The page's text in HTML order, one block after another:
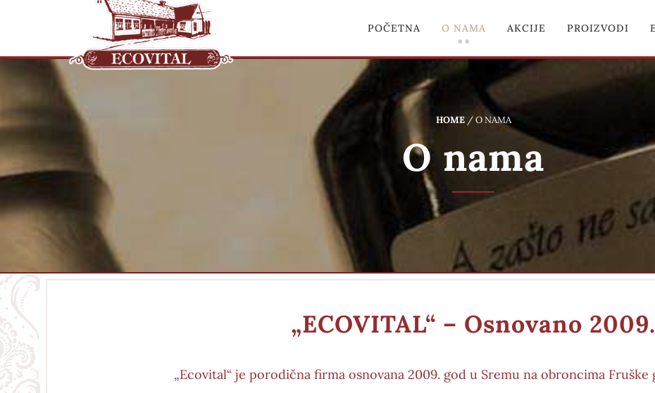
POČETNA O NAMA AKCIJE PROIZVODI
HOME / O NAMA
O nama
„ECOVITAL“ – Osnovano 2009.
„Ecovital“ je porodična firma osnovana 2009. god u Sremu na obroncima